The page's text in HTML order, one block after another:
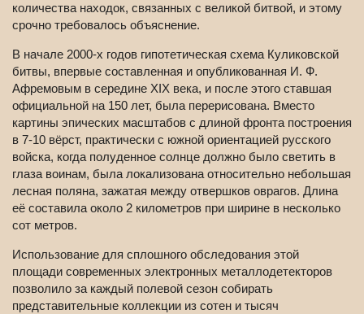
количества находок, связанных с великой битвой, и этому
срочно требовалось объяснение.
В начале 2000-х годов гипотетическая схема Куликовской
битвы, впервые составленная и опубликованная И. Ф.
Афремовым в середине XIX века, и после этого ставшая
официальной на 150 лет, была перерисована. Вместо
картины эпических масштабов с длиной фронта построения
в 7-10 вёрст, практически с южной ориентацией русского
войска, когда полуденное солнце должно было светить в
глаза воинам, была локализована относительно небольшая
лесная поляна, зажатая между отвершков оврагов. Длина
её составила около 2 километров при ширине в несколько
сот метров.
Использование для сплошного обследования этой
площади современных электронных металлодетекторов
позволило за каждый полевой сезон собирать
представительные коллекции из сотен и тысяч